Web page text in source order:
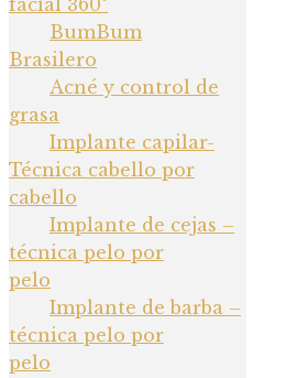
360°
BumBum Brasilero
Acné y control de grasa
Implante capilar-
Técnica cabello por
cabello
Implante de cejas –
técnica pelo por pelo
Implante de barba –
técnica pelo por pelo
facial 360°
BumBum
Brasilero
Acné y control de
grasa
Implante capilar-
Técnica cabello por
cabello
Implante de cejas –
técnica pelo por
pelo
Implante de barba –
técnica pelo por
pelo